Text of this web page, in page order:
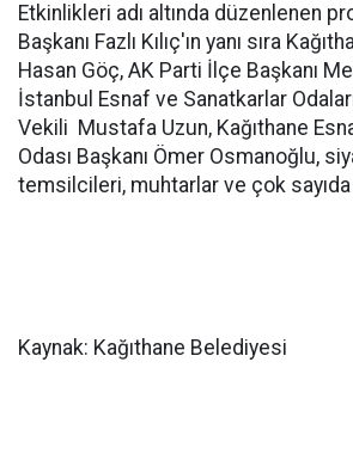
Etkinlikleri adı altında düzenlenen
Başkanı Fazlı Kılıç'ın yanı sıra
Hasan Göç, AK Parti İlçe Başkanı
İstanbul Esnaf ve Sanatkarlar
Vekili Mustafa Uzun, Kağıthane
Odası Başkanı Ömer Osmanoğlu,
temsilcileri, muhtarlar ve çok sayıda
Kaynak: Kağıthane Belediyesi